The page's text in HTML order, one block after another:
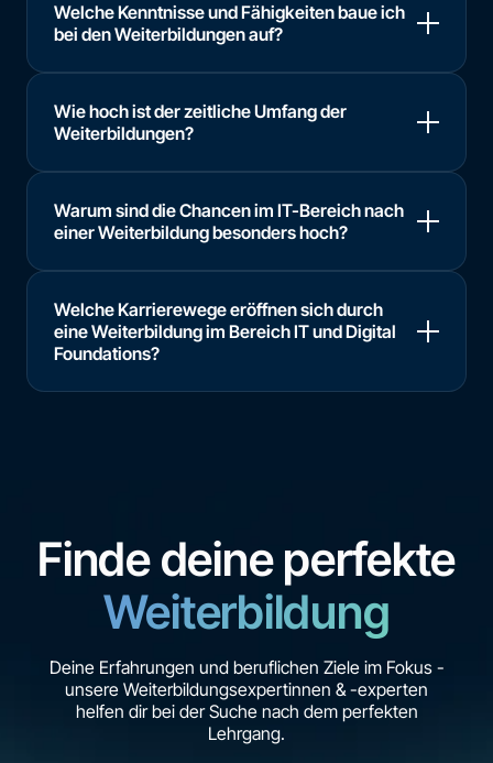
Welche Kenntnisse und Fähigkeiten baue ich
bei den Weiterbildungen auf?
Wie hoch ist der zeitliche Umfang der
Weiterbildungen?
Warum sind die Chancen im IT-Bereich nach
einer Weiterbildung besonders hoch?
Welche Karrierewege eröffnen sich durch
eine Weiterbildung im Bereich IT und Digital
Foundations?
Finde deine perfekte
Weiterbildung
Deine Erfahrungen und beruflichen Ziele im Fokus -
unsere Weiterbildungsexpertinnen & -experten
helfen dir bei der Suche nach dem perfekten
Lehrgang.